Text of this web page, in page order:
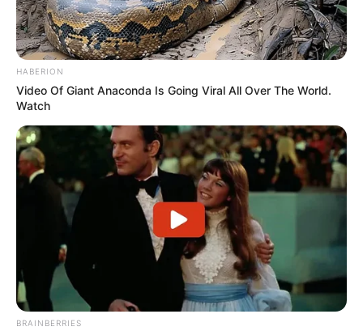
HABERION
Video Of Giant Anaconda Is Going Viral All Over The World.
Watch
BRAINBERRIES